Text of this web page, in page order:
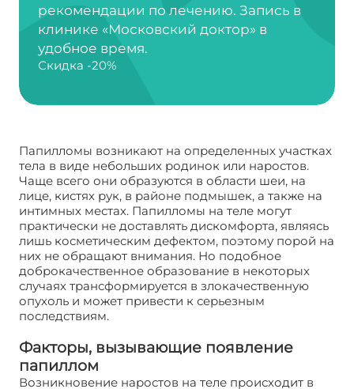
рекомендации по лечению. Запись в
клинике «Московский доктор» в
удобное время.
Скидка -20%
Папилломы возникают на определенных участках
тела в виде небольших родинок или наростов.
Чаще всего они образуются в области шеи, на
лице, кистях рук, в районе подмышек, а также на
интимных местах. Папилломы на теле могут
практически не доставлять дискомфорта, являясь
лишь косметическим дефектом, поэтому порой на
них не обращают внимания. Но подобное
доброкачественное образование в некоторых
случаях трансформируется в злокачественную
опухоль и может привести к серьезным
последствиям.
Факторы, вызывающие появление
папиллом
Возникновение наростов на теле происходит в